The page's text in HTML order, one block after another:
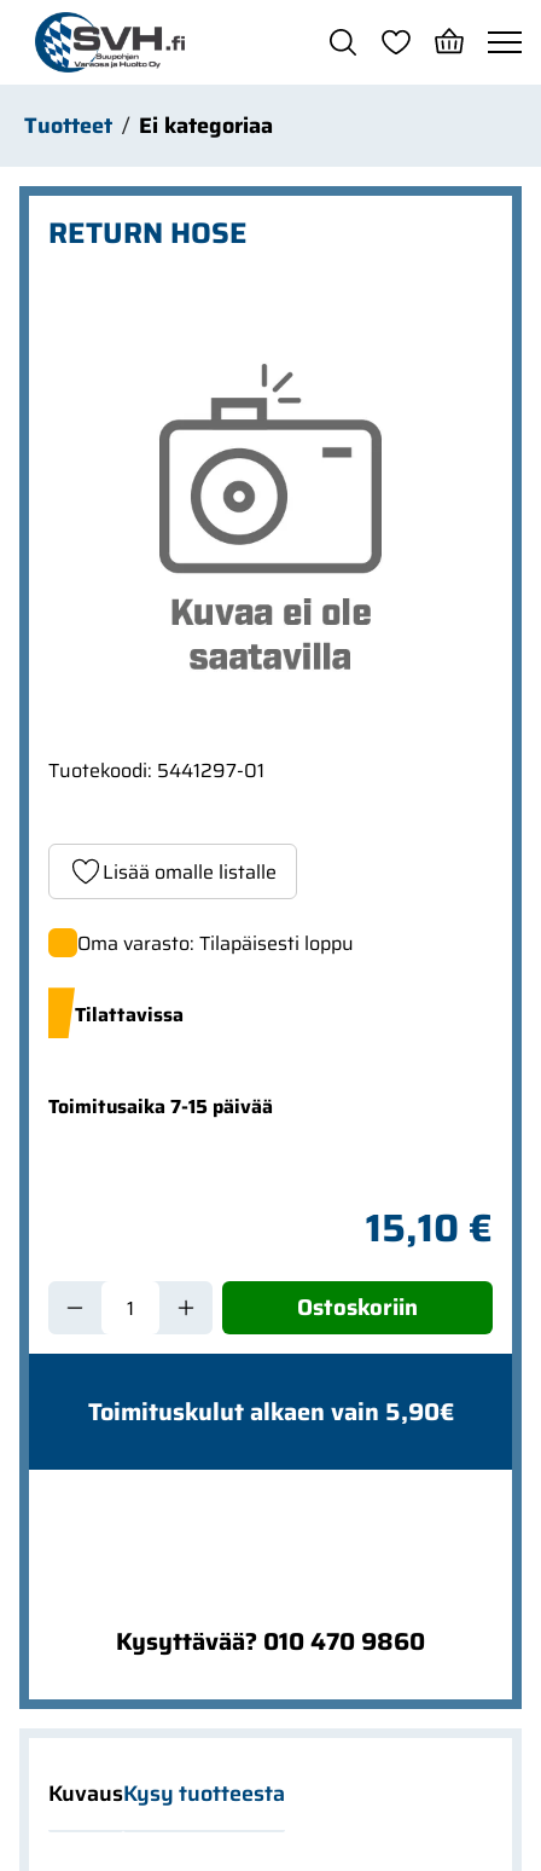
Siirry pääsisältöön
Tuotteet Ei kategoriaa
RETURN HOSE
Tuotekoodi: 5441297-01
Lisää omalle listalle
Oma varasto: Tilapäisesti loppu
Tilattavissa
Toimitusaika 7-15 päivää
15,10 €
Ostoskoriin
Toimituskulut alkaen vain 5,90€
Kysyttävää? 010 470 9860
KuvausKysy tuotteesta